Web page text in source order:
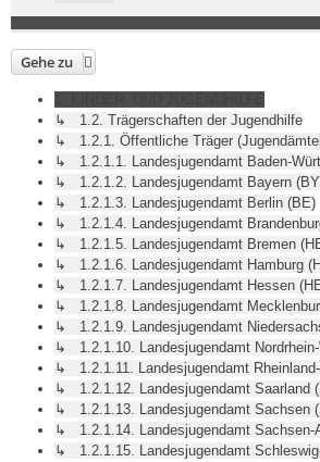
Gehe zu
↳ 1.2. Trägerschaften der Jugendhilfe
↳ 1.2.1. Öffentliche Träger
↳ 1.2.1.1. Landesjugendamt Baden-
↳ 1.2.1.2. Landesjugendamt Bayern
↳ 1.2.1.3. Landesjugendamt Berlin (BE)
↳ 1.2.1.4. Landesjugendamt
↳ 1.2.1.5. Landesjugendamt Bremen
↳ 1.2.1.6. Landesjugendamt Hamburg
↳ 1.2.1.7. Landesjugendamt Hessen
↳ 1.2.1.8. Landesjugendamt
↳ 1.2.1.9. Landesjugendamt
↳ 1.2.1.10. Landesjugendamt
↳ 1.2.1.11. Landesjugendamt
↳ 1.2.1.12. Landesjugendamt Saarland
↳ 1.2.1.13. Landesjugendamt Sachsen
↳ 1.2.1.14. Landesjugendamt Sachsen-
↳ 1.2.1.15. Landesjugendamt